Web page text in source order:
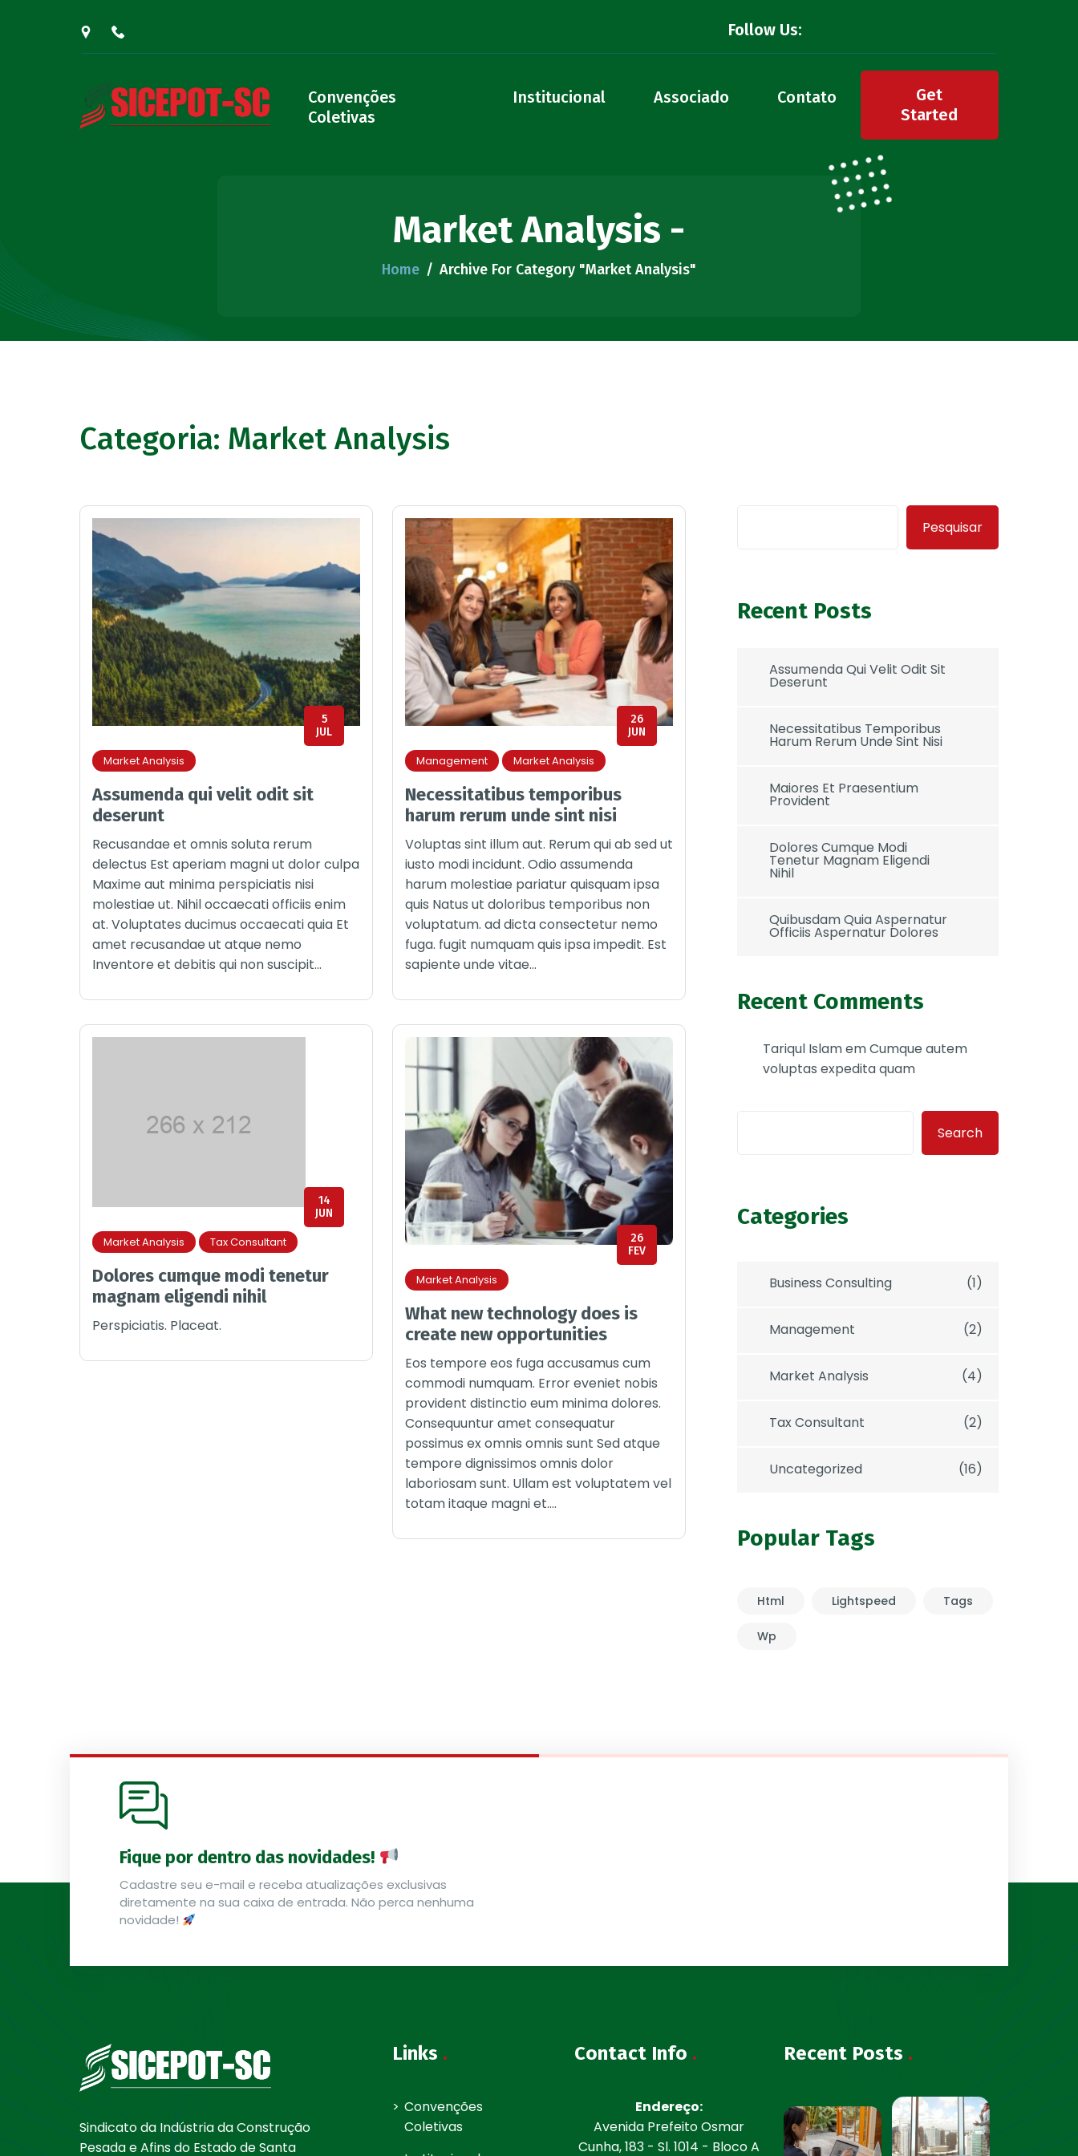
Follow Us:
Convenções
Coletivas
Institucional Associado Contato
Get
Started
Market Analysis -
Home Archive For Category "Market Analysis"
Categoria: Market Analysis
5
JUL
Market Analysis
Assumenda qui velit odit sit
deserunt
Recusandae et omnis soluta rerum
delectus Est aperiam magni ut dolor culpa
Maxime aut minima perspiciatis nisi
molestiae ut. Nihil occaecati officiis enim
at. Voluptates ducimus occaecati quia Et
amet recusandae ut atque nemo
Inventore et debitis qui non suscipit...
26
JUN
Management Market Analysis
Necessitatibus temporibus
harum rerum unde sint nisi
Voluptas sint illum aut. Rerum qui ab sed ut
iusto modi incidunt. Odio assumenda
harum molestiae pariatur quisquam ipsa
quis Natus ut doloribus temporibus non
voluptatum. ad dicta consectetur nemo
fuga. fugit numquam quis ipsa impedit. Est
sapiente unde vitae...
14
JUN
Market Analysis Tax Consultant
Dolores cumque modi tenetur
magnam eligendi nihil
Perspiciatis. Placeat.
26
FEV
Market Analysis
What new technology does is
create new opportunities
Eos tempore eos fuga accusamus cum
commodi numquam. Error eveniet nobis
provident distinctio eum minima dolores.
Consequuntur amet consequatur
possimus ex omnis omnis sunt Sed atque
tempore dignissimos omnis dolor
laboriosam sunt. Ullam est voluptatem vel
totam itaque magni et....
Pesquisar
Recent Posts
Assumenda Qui Velit Odit Sit
Deserunt
Necessitatibus Temporibus
Harum Rerum Unde Sint Nisi
Maiores Et Praesentium
Provident
Dolores Cumque Modi
Tenetur Magnam Eligendi
Nihil
Quibusdam Quia Aspernatur
Officiis Aspernatur Dolores
Recent Comments
Tariqul IslamemCumque autem
voluptas expedita quam
Search
Categories
Business Consulting (1)
Management (2)
Market Analysis (4)
Tax Consultant (2)
Uncategorized (16)
Popular Tags
Html Lightspeed Tags
Wp
Fique por dentro das novidades!
Cadastre seu e-mail e receba atualizações exclusivas
diretamente na sua caixa de entrada. Não perca nenhuma
novidade!
Sindicato da Indústria da Construção
Pesada e Afins do Estado de Santa
Links .
Convenções
Coletivas
Contact Info .
Endereço:
Avenida Prefeito Osmar
Cunha, 183 - Sl. 1014 - Bloco A
Recent Posts .